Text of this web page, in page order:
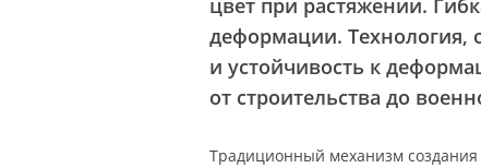
цвет при растяжении.
деформации. Технология,
и устойчивость к
от строительства до
Традиционный механизм